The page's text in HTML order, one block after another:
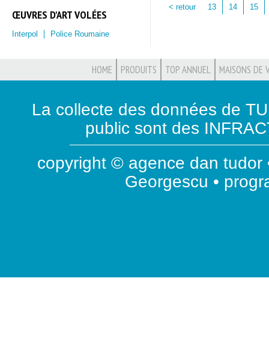
ŒUVRES D'ART VOLÉES
Interpol Police Roumaine
< retour 13 14 15
HOME PRODUITS TOP ANNUEL MAISONS DE
La collecte des données de
public sont des
copyright © agence dan tudor
Georgescu •